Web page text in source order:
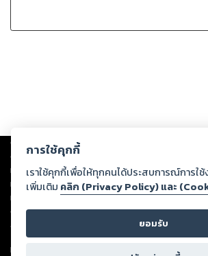
Copyright © 2026
ต่อผลงานหรือเนื้อหาใดที่อัปโหลดผ่านเว็บไซต์และปราก
ทรัพย์สินทางปัญญาของบุคคลอื่นหรือขัดต่อกฎหมายแล
ทุกท่านโปรดใช้วิจารณญาณในการกลั่นกรองด้วยตนเอ
หนึ่งส่วนใดขัดต่อกฎหมายและศีลธรรม กรุณาแจ้งมายัง
ดำเนินการในทันที ทั้งนี้ ทางสตอรี่ล็อกขอสงวนลิขสิท
ลิขสิทธิ์ พ.ศ. 2537 (ฉบับล่าสุด)
For support: member@ookbee.com
การใช้คุกกี้
เราใช้คุกกี้เพื่อให้ทุกคนได้ประสบการณ์การใ
เพิ่มเติม คลิก (Privacy Policy) และ
ยอมรับ